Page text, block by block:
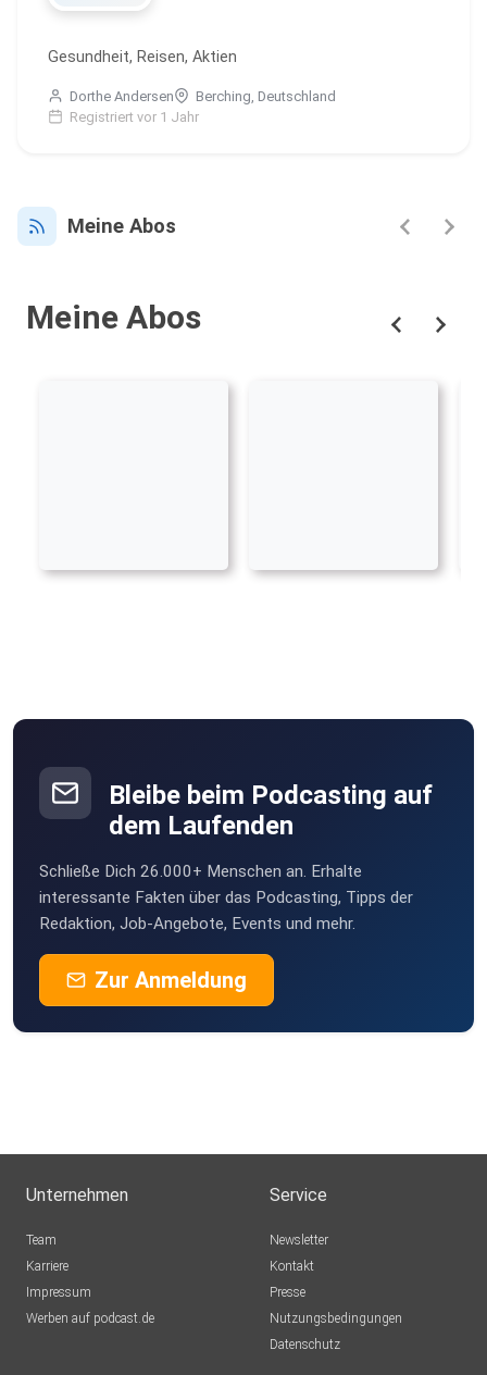
Gesundheit, Reisen, Aktien
Dorthe Andersen
Berching, Deutschland
Registriert vor 1 Jahr
Meine Abos
Meine Abos
Bleibe beim Podcasting auf
dem Laufenden
Schließe Dich 26.000+ Menschen an. Erhalte
interessante Fakten über das Podcasting, Tipps der
Redaktion, Job-Angebote, Events und mehr.
Zur Anmeldung
Unternehmen
Team
Karriere
Impressum
Werben auf podcast.de
Service
Newsletter
Kontakt
Presse
Nutzungsbedingungen
Datenschutz